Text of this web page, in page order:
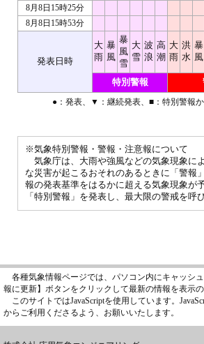
8月8日15時25分
8月8日15時53分
発表日時
大
雨
暴
風
暴
風
雪
大
雪
波
浪
高
潮
大
雨
洪
水
暴
風
特別警報
●：発表、▼：継続発表、■：特別警報
※気象特別警報・警報・注意報について
気象庁は、大雨や強風などの気象現象に
な災害が起こるおそれのあるときに「警報
報の発表基準をはるかに超える気象現象が
「特別警報」を発表し、最大限の警戒を呼
各種気象情報ページでは、パソコン内にキャッシ
報に更新】ボタンをクリックして最新の情報を表示の
このサイトではJavaScriptを使用しています。
からご利用くださるよう、お願いいたします。